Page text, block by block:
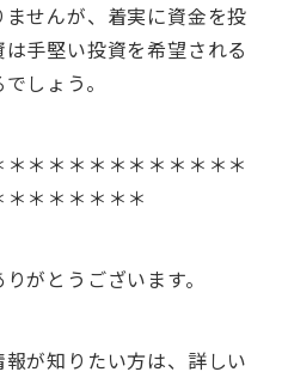
せんが、着実に資金を投
手堅い投資を希望される
しょう。
＊＊＊＊＊＊＊＊＊＊＊
＊＊＊＊＊＊
がとうございます。
が知りたい方は、詳しい